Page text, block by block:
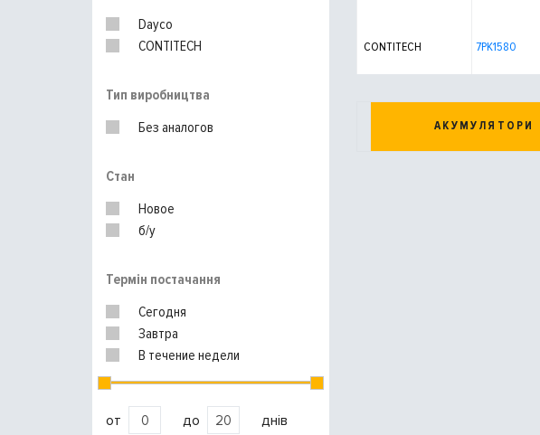
Dayco
CONTITECH
Тип виробництва
Без аналогов
Стан
Новое
б/у
Термін постачання
Сегодня
Завтра
В течение недели
от до днів
CONTITECH 7PK1580
АКУМУЛЯТОРИ